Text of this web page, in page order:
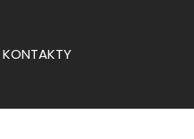
KONTAKTY